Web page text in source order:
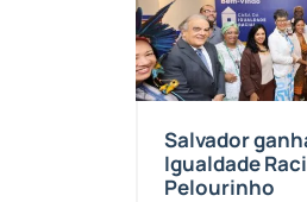
Salvador
Igualdade
Pelourinho